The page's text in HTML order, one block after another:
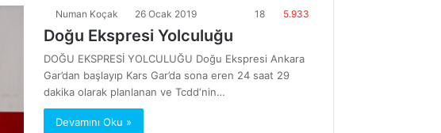
Numan Koçak 26 Ocak 2019 18 5.933
Doğu Ekspresi Yolculuğu
DOĞU EKSPRESİ YOLCULUĞU Doğu Ekspresi Ankara
Gar’dan başlayıp Kars Gar’da sona eren 24 saat 29
dakika olarak planlanan ve Tcdd‘nin…
Devamını Oku »